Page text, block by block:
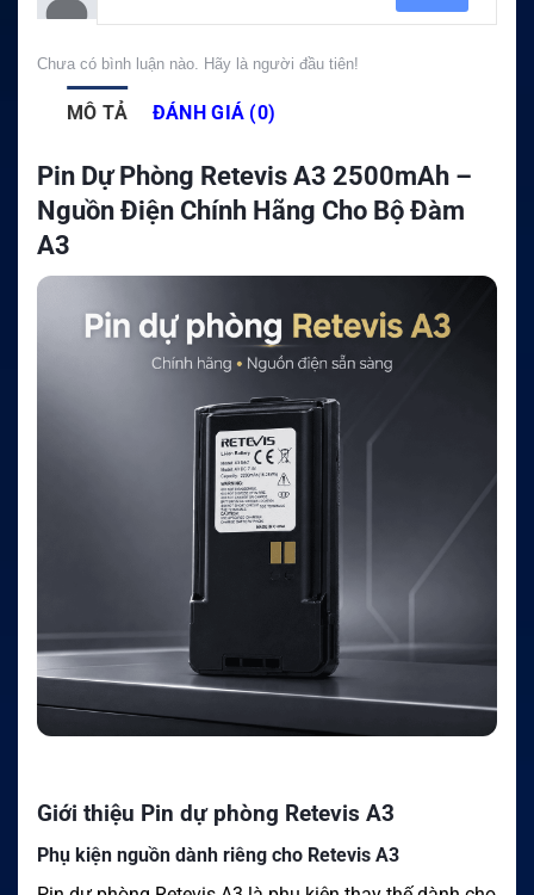
Chưa có bình luận nào. Hãy là người đầu tiên!
MÔ TẢ ĐÁNH GIÁ (0)
Pin Dự Phòng Retevis A3 2500mAh –
Nguồn Điện Chính Hãng Cho Bộ Đàm
A3
Giới thiệu Pin dự phòng Retevis A3
Phụ kiện nguồn dành riêng cho Retevis A3